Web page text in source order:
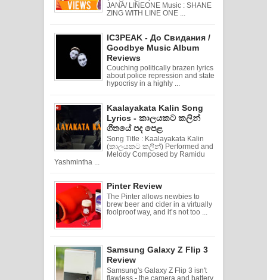
JANA/ LINEONE Music : SHANE
ZING WITH LINE ONE ...
IC3PEAK - До Свидания /
Goodbye Music Album
Reviews
Couching politically brazen lyrics
about police repression and state
hypocrisy in a highly ...
Kaalayakata Kalin Song
Lyrics - කාලයකට කලින්
ගීතයේ පද පෙළ
Song Title : Kaalayakata Kalin
(කාලයකට කලින්) Performed and
Melody Composed by Ramidu
Yashmintha ...
Pinter Review
The Pinter allows newbies to
brew beer and cider in a virtually
foolproof way, and it’s not too ...
Samsung Galaxy Z Flip 3
Review
Samsung's Galaxy Z Flip 3 isn't
flawless - the camera and battery